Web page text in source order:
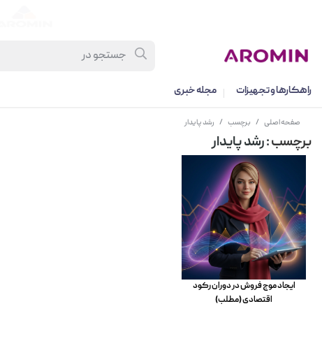
راهکارها و تجهیزات مجله خبری
صفحه اصلی / برچسب / رشد پایدار
برچسب: رشد پایدار
ایجاد موج فروش در دوران رکود
اقتصادی (مطلب)